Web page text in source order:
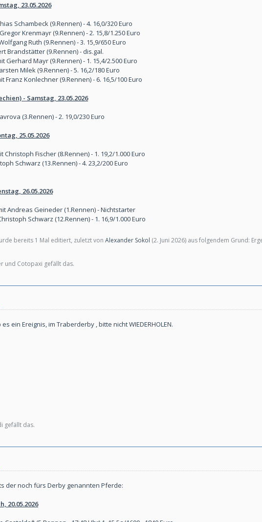
23.05.2026
Schambeck (9.Rennen) - 4. 16,0/320 Euro
Krenmayr (9.Rennen) - 2. 15,8/1.250 Euro
Ruth (9.Rennen) - 3. 15,9/650 Euro
Brandstätter (9.Rennen) - dis.gal.
Gerhard Mayr (9.Rennen) - 1. 15,4/2.500 Euro
Milek (9.Rennen) - 5. 16,2/180 Euro
Franz Konlechner (9.Rennen) - 6. 16,5/100 Euro
- Samstag, 23.05.2026
(3.Rennen) - 2. 19,0/230 Euro
25.05.2026
Fischer (8.Rennen) - 1. 19,2/1.000 Euro
Schwarz (13.Rennen) - 4. 23,2/200 Euro
26.05.2026
Andreas Geineder (1.Rennen) - Nichtstarter
Schwarz (12.Rennen) - 1. 16,9/1.000 Euro
bereits 1 Mal editiert, zuletzt von Alexander Sokol (2. Juni 2026) aus folgendem Grund:
und Cotopaxi gefällt das.
ein Ereignis, im Traberderby , bitte nicht WIEDERHOLEN.
gefällt das.
der noch fürs Derby genannten Pferde:
20.05.2026